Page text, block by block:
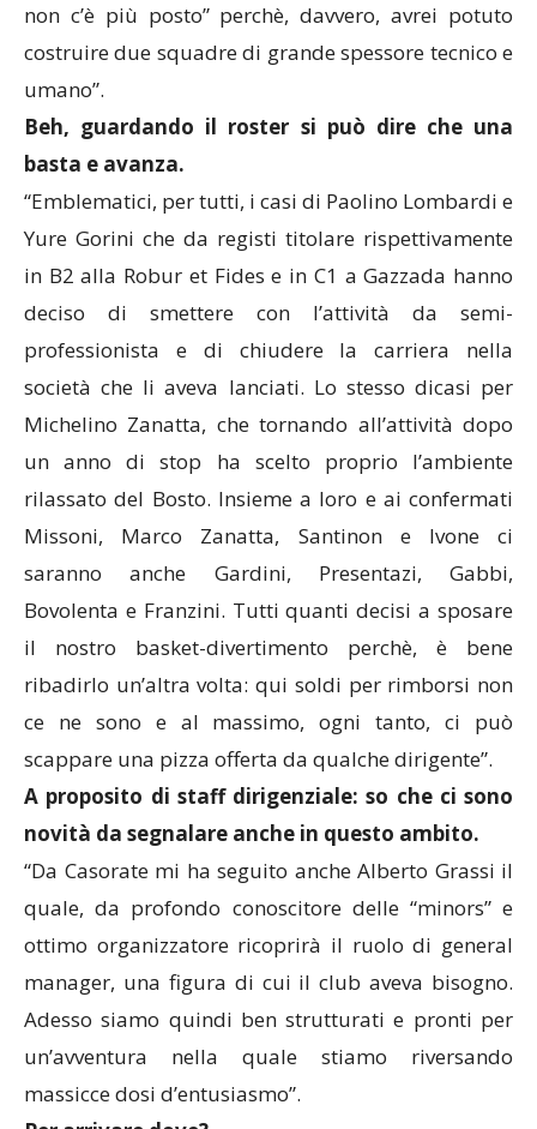
non c’è più posto” perchè, davvero, avrei potuto
costruire due squadre di grande spessore tecnico e
umano”.
Beh, guardando il roster si può dire che una
basta e avanza.
“Emblematici, per tutti, i casi di Paolino Lombardi e
Yure Gorini che da registi titolare rispettivamente
in B2 alla Robur et Fides e in C1 a Gazzada hanno
deciso di smettere con l’attività da semi-
professionista e di chiudere la carriera nella
società che li aveva lanciati. Lo stesso dicasi per
Michelino Zanatta, che tornando all’attività dopo
un anno di stop ha scelto proprio l’ambiente
rilassato del Bosto. Insieme a loro e ai confermati
Missoni, Marco Zanatta, Santinon e Ivone ci
saranno anche Gardini, Presentazi, Gabbi,
Bovolenta e Franzini. Tutti quanti decisi a sposare
il nostro basket-divertimento perchè, è bene
ribadirlo un’altra volta: qui soldi per rimborsi non
ce ne sono e al massimo, ogni tanto, ci può
scappare una pizza offerta da qualche dirigente”.
A proposito di staff dirigenziale: so che ci sono
novità da segnalare anche in questo ambito.
“Da Casorate mi ha seguito anche Alberto Grassi il
quale, da profondo conoscitore delle “minors” e
ottimo organizzatore ricoprirà il ruolo di general
manager, una figura di cui il club aveva bisogno.
Adesso siamo quindi ben strutturati e pronti per
un’avventura nella quale stiamo riversando
massicce dosi d’entusiasmo”.